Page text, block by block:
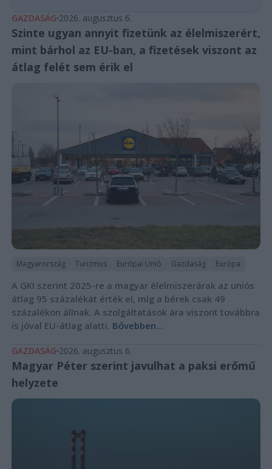
GAZDASÁG 2026. augusztus 6.
Szinte ugyan annyit fizetünk az élelmiszerért,
mint bárhol az EU-ban, a fizetések viszont az
átlag felét sem érik el
Magyarország Turizmus Európai Unió Gazdaság Európa
A GKI szerint 2025-re a magyar élelmiszerárak az uniós
átlag 95 százalékát érték el, míg a bérek csak 49
százalékon állnak. A szolgáltatások ára viszont továbbra
is jóval EU-átlag alatti. Bővebben...
GAZDASÁG 2026. augusztus 6.
Magyar Péter szerint javulhat a paksi erőmű
helyzete